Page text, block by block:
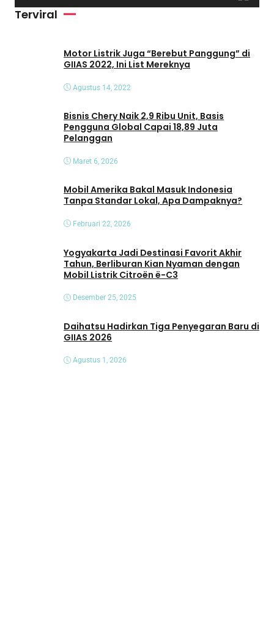
d
Terviral
Motor Listrik Juga “Berebut Panggung” di
GIIAS 2022, Ini List Mereknya
Agustus 14, 2022
Bisnis Chery Naik 2,9 Ribu Unit, Basis
Pengguna Global Capai 18,89 Juta
Pelanggan
Maret 6, 2026
Mobil Amerika Bakal Masuk Indonesia
Tanpa Standar Lokal, Apa Dampaknya?
Februari 22, 2026
Yogyakarta Jadi Destinasi Favorit Akhir
Tahun, Berliburan Kian Nyaman dengan
Mobil Listrik Citroën ë-C3
Desember 25, 2025
Daihatsu Hadirkan Tiga Penyegaran Baru di
GIIAS 2026
Agustus 1, 2026